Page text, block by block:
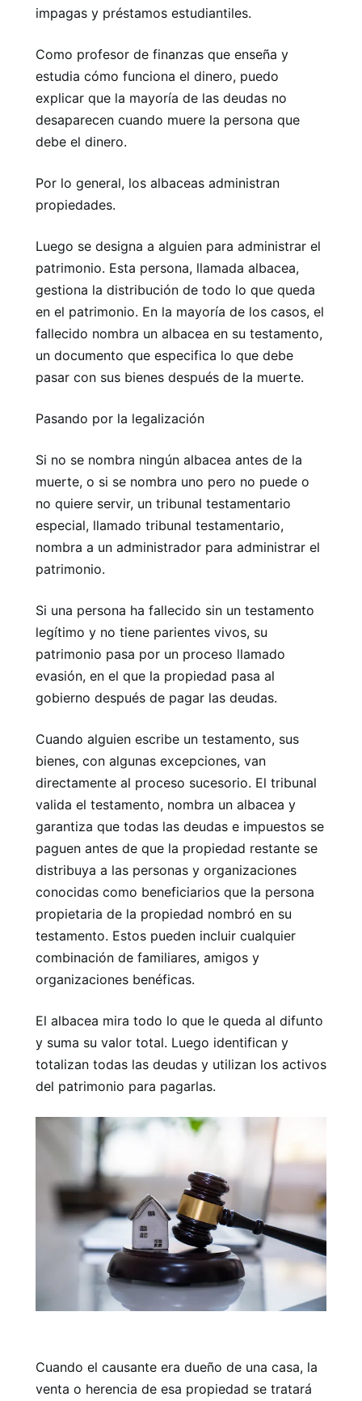
impagas y préstamos estudiantiles.
Como profesor de finanzas que enseña y
estudia cómo funciona el dinero, puedo
explicar que la mayoría de las deudas no
desaparecen cuando muere la persona que
debe el dinero.
Por lo general, los albaceas administran
propiedades.
Luego se designa a alguien para administrar el
patrimonio. Esta persona, llamada albacea,
gestiona la distribución de todo lo que queda
en el patrimonio. En la mayoría de los casos, el
fallecido nombra un albacea en su testamento,
un documento que especifica lo que debe
pasar con sus bienes después de la muerte.
Pasando por la legalización
Si no se nombra ningún albacea antes de la
muerte, o si se nombra uno pero no puede o
no quiere servir, un tribunal testamentario
especial, llamado tribunal testamentario,
nombra a un administrador para administrar el
patrimonio.
Si una persona ha fallecido sin un testamento
legítimo y no tiene parientes vivos, su
patrimonio pasa por un proceso llamado
evasión, en el que la propiedad pasa al
gobierno después de pagar las deudas.
Cuando alguien escribe un testamento, sus
bienes, con algunas excepciones, van
directamente al proceso sucesorio. El tribunal
valida el testamento, nombra un albacea y
garantiza que todas las deudas e impuestos se
paguen antes de que la propiedad restante se
distribuya a las personas y organizaciones
conocidas como beneficiarios que la persona
propietaria de la propiedad nombró en su
testamento. Estos pueden incluir cualquier
combinación de familiares, amigos y
organizaciones benéficas.
El albacea mira todo lo que le queda al difunto
y suma su valor total. Luego identifican y
totalizan todas las deudas y utilizan los activos
del patrimonio para pagarlas.
Cuando el causante era dueño de una casa, la
venta o herencia de esa propiedad se tratará